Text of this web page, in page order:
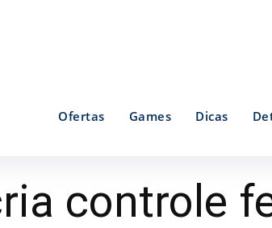
Ofertas Games Dicas
controle